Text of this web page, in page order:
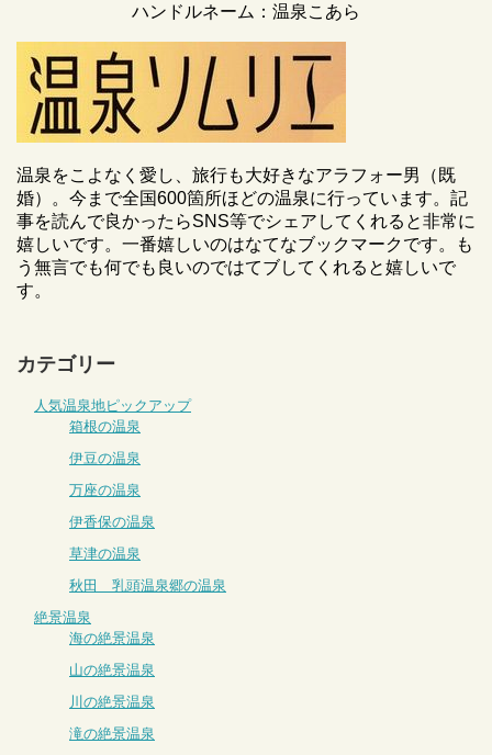
ハンドルネーム：温泉こあら
温泉をこよなく愛し、旅行も大好きなアラフォー男（既
婚）。今まで全国600箇所ほどの温泉に行っています。記
事を読んで良かったらSNS等でシェアしてくれると非常に
嬉しいです。一番嬉しいのはなてなブックマークです。も
う無言でも何でも良いのではてブしてくれると嬉しいで
す。
カテゴリー
人気温泉地ピックアップ
箱根の温泉
伊豆の温泉
万座の温泉
伊香保の温泉
草津の温泉
秋田 乳頭温泉郷の温泉
絶景温泉
海の絶景温泉
山の絶景温泉
川の絶景温泉
滝の絶景温泉